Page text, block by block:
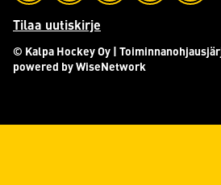
Tilaa uutiskirje
© Kalpa Hockey Oy |
powered byWiseNetwork